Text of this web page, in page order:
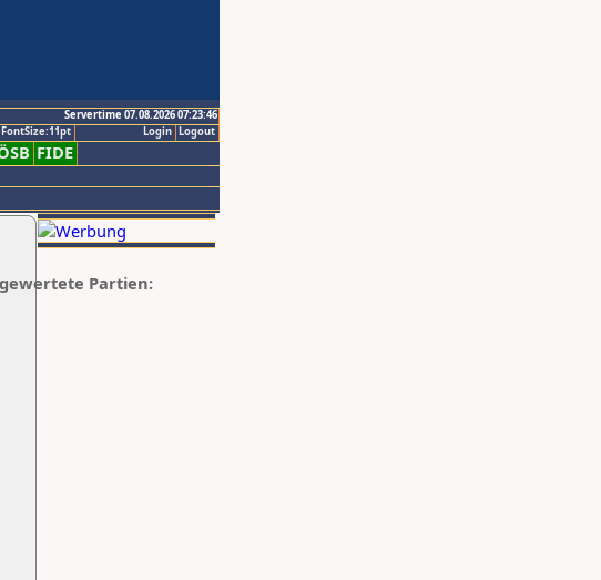
Servertime 07.08.2026 07:23:46
Logout
Login
FontSize:11pt
FIDE
gewertete Partien: